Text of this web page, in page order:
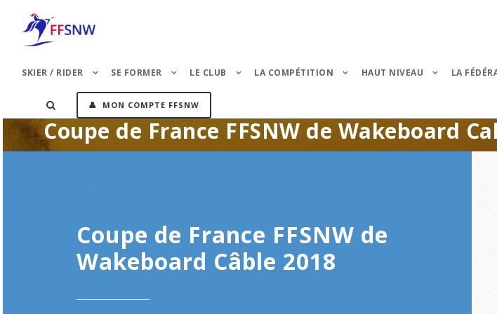
SKIER / RIDER SE FORMER LE CLUB LA COMPÉTITION HAUT NIVEAU LA
👤 MON COMPTE FFSNW
Coupe de France FFSNW de Wakeboard
Coupe de France FFSNW de
Wakeboard Câble 2018